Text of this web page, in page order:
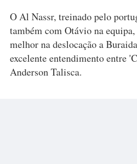
O Al Nassr, treinado pelo
também com Otávio na
melhor na deslocação a
excelente entendimento entre
Anderson Talisca.